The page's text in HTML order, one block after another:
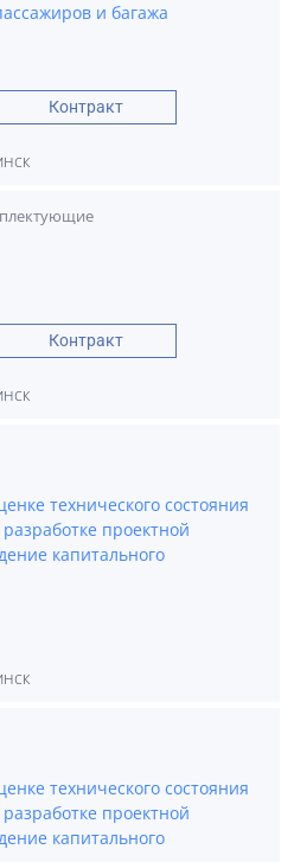
и багажа
Контракт
Контракт
технического состояния
проектной
капитального
технического состояния
проектной
капитального